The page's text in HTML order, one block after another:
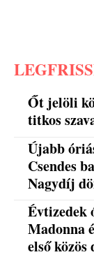
Őt jelöli
titkos
Újabb
Csendes
Nagydíj
Évtizedek
Madonna
első közös